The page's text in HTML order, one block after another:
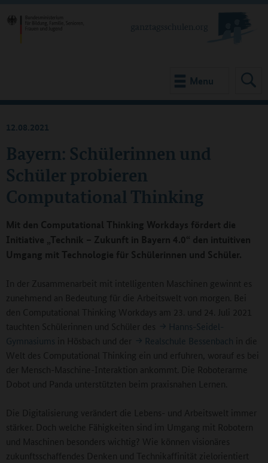
Menu
Bayern: Schülerinnen und
Schüler probieren
Computational Thinking
12.08.2021
Mit den Computational Thinking Workdays fördert die
Initiative „Technik – Zukunft in Bayern 4.0“ den intuitiven
Umgang mit Technologie für Schülerinnen und Schüler.
In der Zusammenarbeit mit intelligenten Maschinen gewinnt es
zunehmend an Bedeutung für die Arbeitswelt von morgen. Bei
den Computational Thinking Workdays am 23. und 24. Juli 2021
tauchten Schülerinnen und Schüler des
Hanns-Seidel-
Gymnasiums in Hösbach und der Realschule Bessenbach in die
Welt des Computational Thinking ein und erfuhren, worauf es bei
der Mensch-Maschine-Interaktion ankommt. Die Roboterarme
Dobot und Panda unterstützten beim praxisnahen Lernen.
Die Digitalisierung verändert die Lebens- und Arbeitswelt immer
stärker. Doch welche Fähigkeiten sind im Umgang mit Robotern
und Maschinen besonders wichtig? Wie können visionäres
zukunftsschaffendes Denken und Technikaffinität zielorientiert